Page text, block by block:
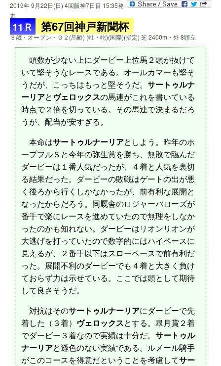
2019年 9月22日(日) 4回阪神7日目 15:35発
走
11Ｒ 第67回神戸新聞杯
３歳・オープン・Ｇ２(馬齢) (牡・牝)(国際)(指定) 芝 2400m・外 8頭立
頭数が少ない上にダービー上位馬２頭が抜けて
いて堅そうなレースである。オールカマーも堅そ
うだが、こっちはもっと堅そうだ。 サートゥルナ
ーリアと ヴェロックスの馬連がこれを書いている
時点で２倍を切っている。その馬連で決まるだろ
うが、配当が安すぎる。
本命はサートゥルナーリアとしよう。昨年のホ
ープフルＳと今年の弥生賞を勝ち、無敗で臨んだ
ダービーは１番人気だったが、４着と人気を裏切
る結果だった。ダービーの敗戦はゲートの出が悪
く後ろから行くしかなかったが、前有利な展開と
なったからだろう。同厩舎のロジャーバローズが
番手で楽にレースを進めていたので無理をしなか
ったのかも知れない。ダービーはリオンリオンが
大逃げを打っていたので数字的にはハイペースに
見えるが、２番手以下はスローペースで前有利だ
った。展開不利のダービーでも４着と大きく負け
ておらず力は示せている。ここでは頭として期待
して良さそうだ。
対抗はそのサートゥルナーリアにダービーで先
着した（３着） ヴェロックスとする。皐月賞２着
でダービー３着なので実績は十分だ。 サートゥル
ナーリアと遜色のない実績である。ルメール騎手
がこのコースを得意だということを考慮してサー